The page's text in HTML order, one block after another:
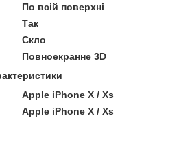
По всій поверхні
Так
Скло
Повноекранне 3D
Apple iPhone X / Xs
Apple iPhone X / Xs